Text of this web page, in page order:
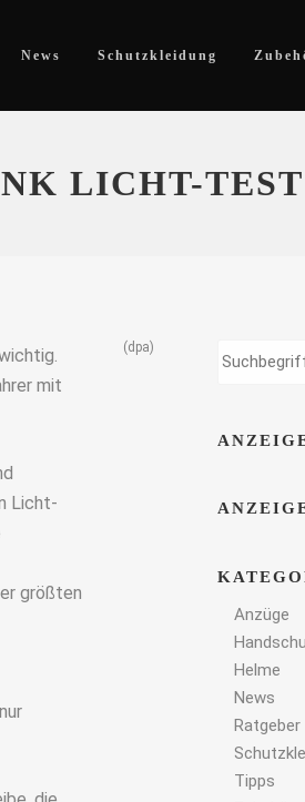
News Schutzkleidung
LICHT-TEST
mit
Licht-
größten
(dpa)
Anzüge
Helme
News
Ratgeber
Tipps